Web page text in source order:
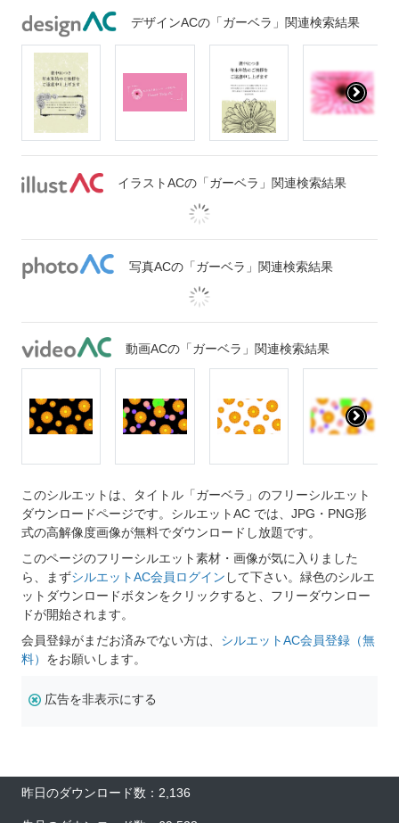
デザインACの「ガーベラ」関連検索結果
イラストACの「ガーベラ」関連検索結果
写真ACの「ガーベラ」関連検索結果
動画ACの「ガーベラ」関連検索結果
このシルエットは、タイトル「ガーベラ」のフリーシルエット
ダウンロードページです。シルエットAC では、JPG・PNG形
式の高解像度画像が無料でダウンロードし放題です。
このページのフリーシルエット素材・画像が気に入りました
ら、まずシルエットAC会員ログイン して下さい。緑色のシルエ
ットダウンロードボタンをクリックすると、フリーダウンロー
ドが開始されます。
会員登録がまだお済みでない方は、 シルエットAC会員登録（無
料） をお願いします。
広告を非表示にする
昨日のダウンロード数：2,136